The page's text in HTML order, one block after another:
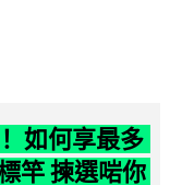
如何享最多
竿 揀選啱你